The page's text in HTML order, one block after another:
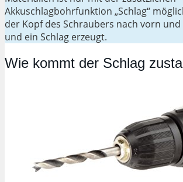
Akkuschlagbohrfunktion „Schlag“
der Kopf des Schraubers nach vorn
und ein Schlag erzeugt.
Wie kommt der Schlag